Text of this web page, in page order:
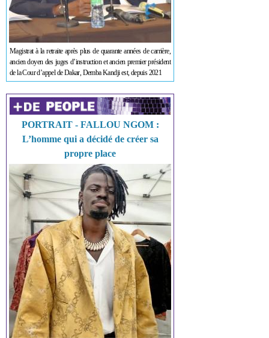
Magistrat à la retraite après plus de quarante années de carrière,
ancien doyen des juges d’instruction et ancien premier président
de la Cour d’appel de Dakar, Demba Kandji est, depuis 2021
PORTRAIT - FALLOU NGOM :
L’homme qui a décidé de créer sa
propre place